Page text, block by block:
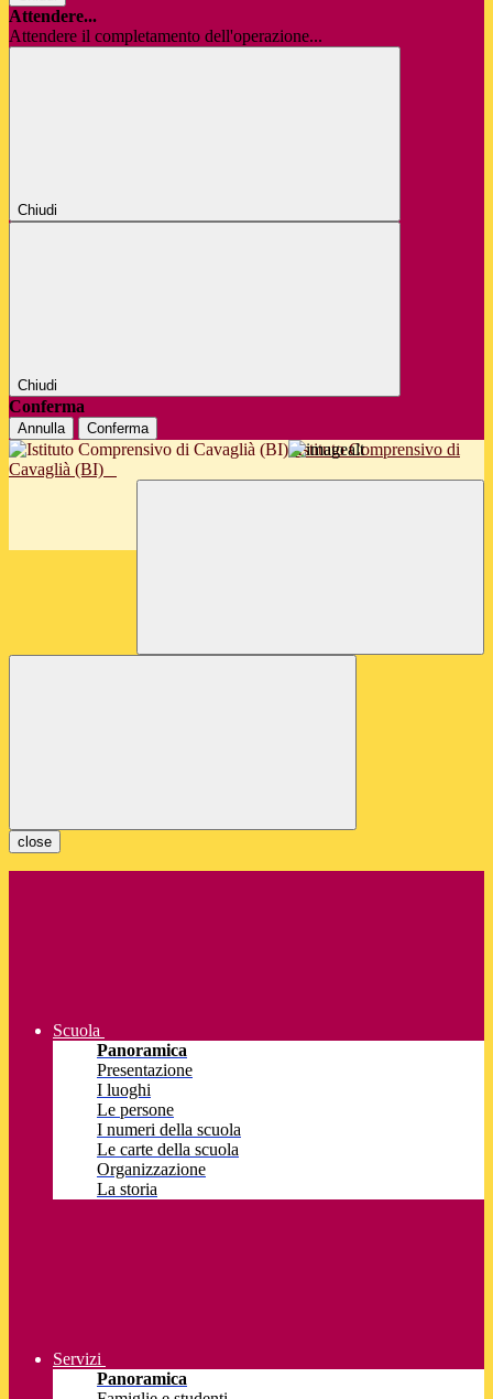
Attendere...
Attendere il completamento dell'operazione...
Chiudi
Chiudi
Conferma
Annulla Conferma
Istituto Comprensivo di
Cavaglià (BI)
close
Scuola
Panoramica
Presentazione
I luoghi
Le persone
I numeri della scuola
Le carte della scuola
Organizzazione
La storia
Servizi
Panoramica